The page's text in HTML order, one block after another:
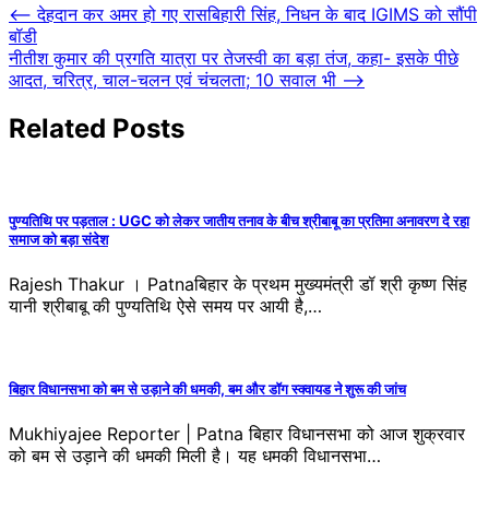
Post
navigation
⟵ देहदान कर अमर हो गए रासबिहारी सिंह, निधन के बाद IGIMS को सौंपी
बॉडी
नीतीश कुमार की प्रगति यात्रा पर तेजस्वी का बड़ा तंज, कहा- इसके पीछे
आदत, चरित्र, चाल-चलन एवं चंचलता; 10 सवाल भी ⟶
Related Posts
पुण्यतिथि पर पड़ताल : UGC को लेकर जातीय तनाव के बीच श्रीबाबू का प्रतिमा अनावरण दे रहा
समाज को बड़ा संदेश
Rajesh Thakur । Patnaबिहार के प्रथम मुख्यमंत्री डॉ श्री कृष्ण सिंह
यानी श्रीबाबू की पुण्यतिथि ऐसे समय पर आयी है,…
बिहार विधानसभा को बम से उड़ाने की धमकी, बम और डॉग स्क्वायड ने शुरू की जांच
Mukhiyajee Reporter | Patna बिहार विधानसभा को आज शुक्रवार
को बम से उड़ाने की धमकी मिली है। यह धमकी विधानसभा…